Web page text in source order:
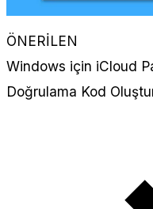
ÖNERİLEN
Windows için iCloud
Doğrulama Kod